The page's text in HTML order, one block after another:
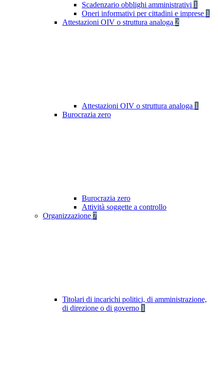
Scadenzario obblighi amministrativi 1
Oneri informativi per cittadini e imprese 1
Attestazioni OIV o struttura analoga 2
Attestazioni OIV o struttura analoga 1
Burocrazia zero
Burocrazia zero
Attività soggette a controllo
Organizzazione 7
Titolari di incarichi politici, di amministrazione,
di direzione o di governo 1